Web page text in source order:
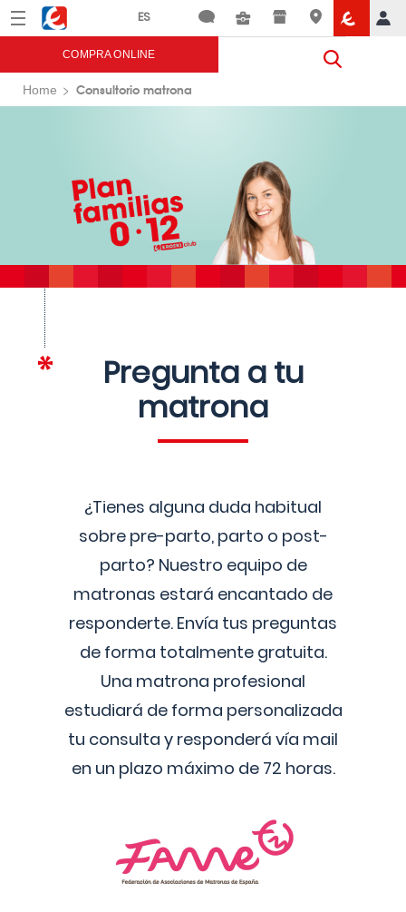
Menú Eroski
COMPRA ONLINE
Home Consultorio matrona
Pregunta a tu
matrona
¿Tienes alguna duda habitual
sobre pre-parto, parto o post-
parto? Nuestro equipo de
matronas estará encantado de
responderte. Envía tus preguntas
de forma totalmente gratuita.
Una matrona profesional
estudiará de forma personalizada
tu consulta y responderá vía mail
en un plazo máximo de 72 horas.